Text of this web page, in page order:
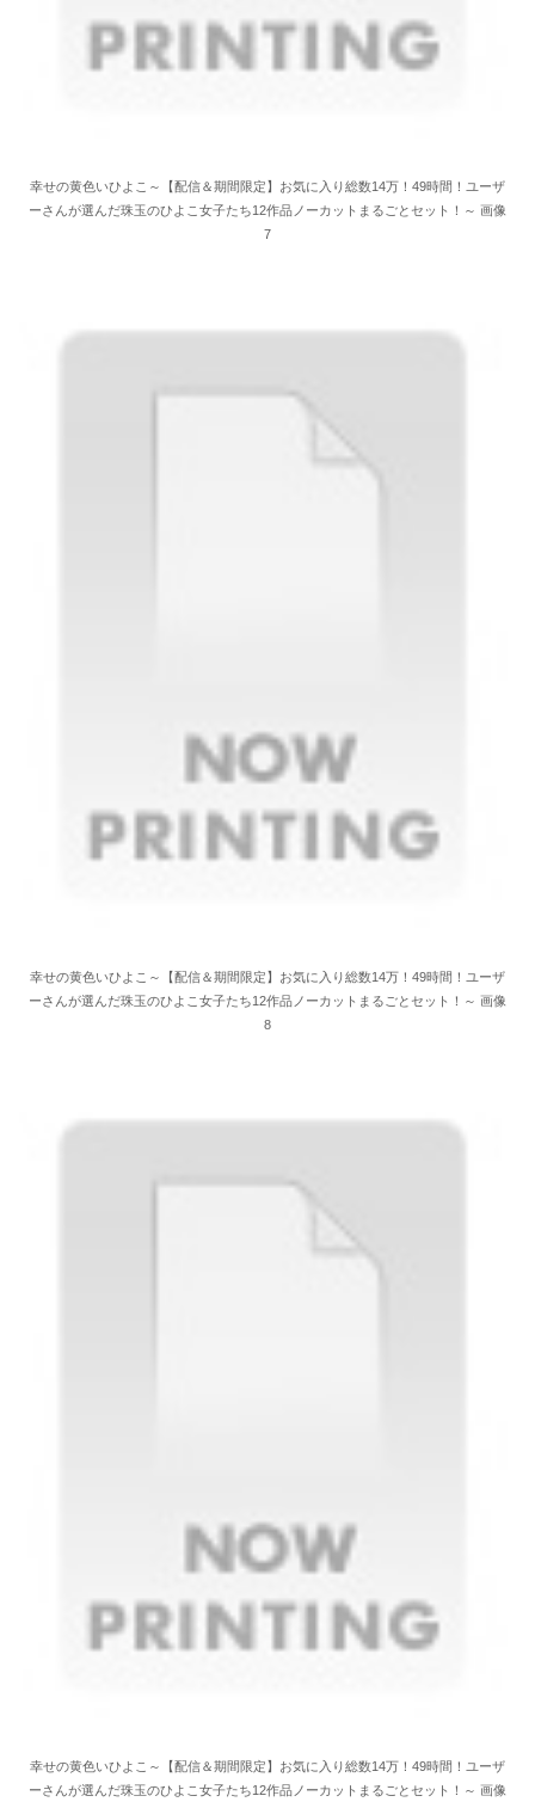
幸せの黄色いひよこ～【配信＆期間限定】お気に入り総数14万！49時間！ユーザ
ーさんが選んだ珠玉のひよこ女子たち12作品ノーカットまるごとセット！～ 画像
7
幸せの黄色いひよこ～【配信＆期間限定】お気に入り総数14万！49時間！ユーザ
ーさんが選んだ珠玉のひよこ女子たち12作品ノーカットまるごとセット！～ 画像
8
幸せの黄色いひよこ～【配信＆期間限定】お気に入り総数14万！49時間！ユーザ
ーさんが選んだ珠玉のひよこ女子たち12作品ノーカットまるごとセット！～ 画像